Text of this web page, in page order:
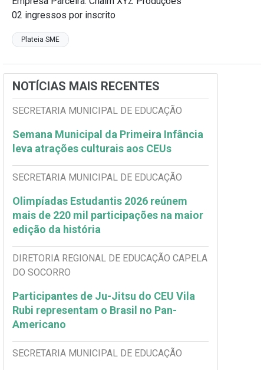
02 ingressos por inscrito
Plateia SME
NOTÍCIAS MAIS RECENTES
SECRETARIA MUNICIPAL DE EDUCAÇÃO
Semana Municipal da Primeira Infância
leva atrações culturais aos CEUs
SECRETARIA MUNICIPAL DE EDUCAÇÃO
Olimpíadas Estudantis 2026 reúnem
mais de 220 mil participações na maior
edição da história
DIRETORIA REGIONAL DE EDUCAÇÃO CAPELA
DO SOCORRO
Participantes de Ju-Jitsu do CEU Vila
Rubi representam o Brasil no Pan-
Americano
SECRETARIA MUNICIPAL DE EDUCAÇÃO